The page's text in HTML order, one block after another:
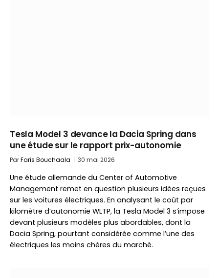
Tesla Model 3 devance la Dacia Spring dans
une étude sur le rapport prix-autonomie
ParFaris Bouchaala 30 mai 2026
Une étude allemande du Center of Automotive
Management remet en question plusieurs idées reçues
sur les voitures électriques. En analysant le coût par
kilomètre d’autonomie WLTP, la Tesla Model 3 s’impose
devant plusieurs modèles plus abordables, dont la
Dacia Spring, pourtant considérée comme l’une des
électriques les moins chères du marché.